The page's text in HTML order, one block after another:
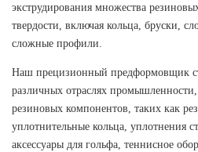
экструдирования множества
твердости, включая кольца, бруски,
сложные профили.
Наш прецизионный предформовщик
различных отраслях промышленности,
резиновых компонентов, таких как
уплотнительные кольца, уплотнения
аксессуары для гольфа, теннисное